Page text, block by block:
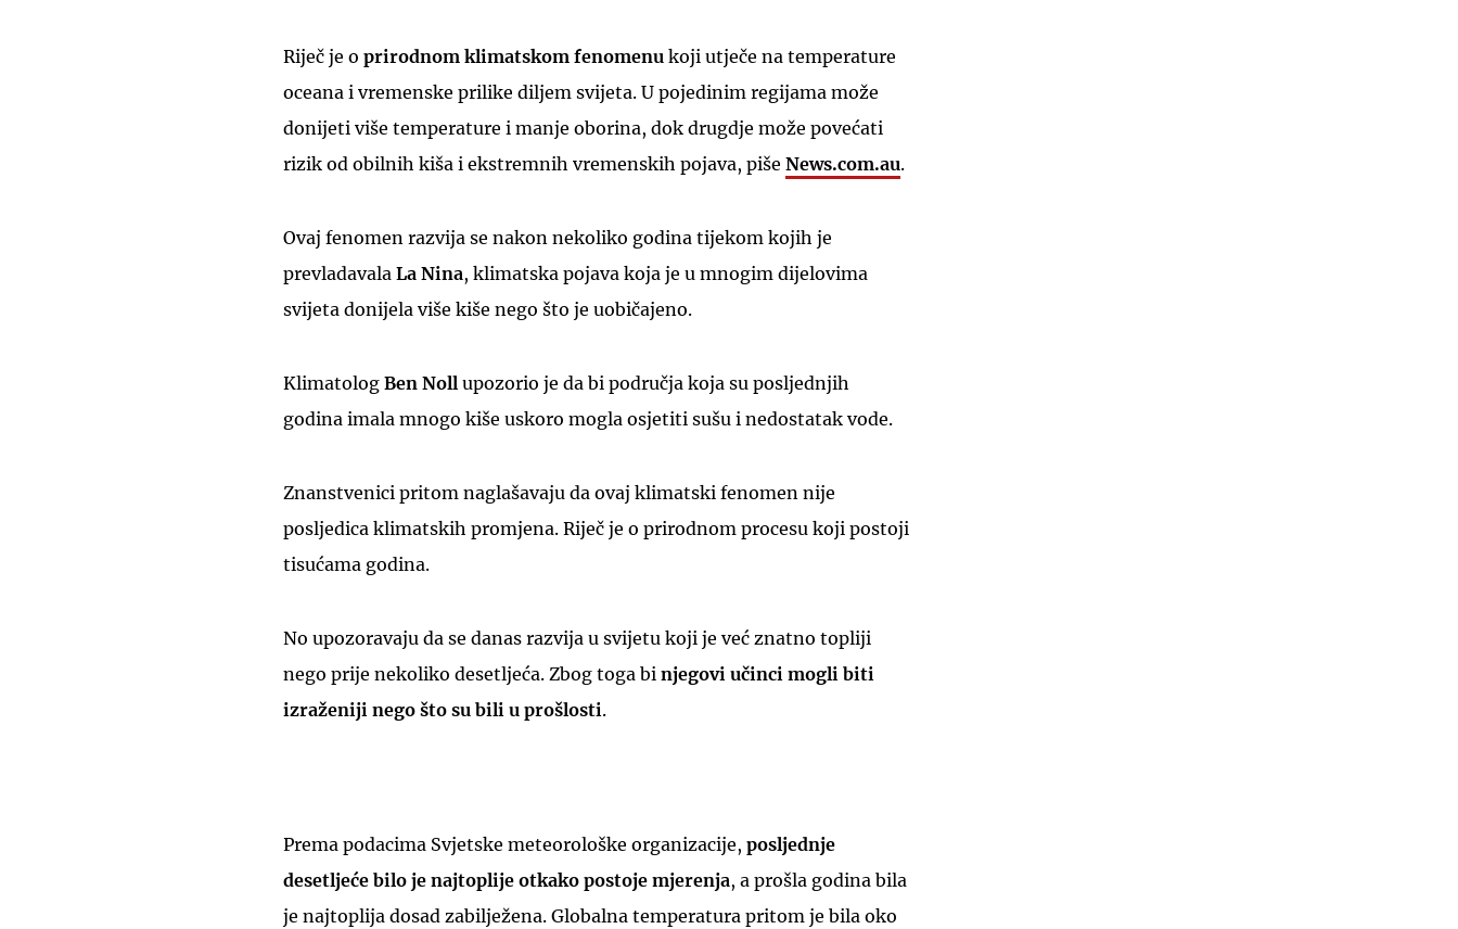
Riječ je o prirodnom klimatskom fenomenu koji utječe na temperature
oceana i vremenske prilike diljem svijeta. U pojedinim regijama može
donijeti više temperature i manje oborina, dok drugdje može povećati
rizik od obilnih kiša i ekstremnih vremenskih pojava, piše News.com.au.
Ovaj fenomen razvija se nakon nekoliko godina tijekom kojih je
prevladavala La Nina, klimatska pojava koja je u mnogim dijelovima
svijeta donijela više kiše nego što je uobičajeno.
Klimatolog Ben Noll upozorio je da bi područja koja su posljednjih
godina imala mnogo kiše uskoro mogla osjetiti sušu i nedostatak vode.
Znanstvenici pritom naglašavaju da ovaj klimatski fenomen nije
posljedica klimatskih promjena. Riječ je o prirodnom procesu koji postoji
tisućama godina.
No upozoravaju da se danas razvija u svijetu koji je već znatno topliji
nego prije nekoliko desetljeća. Zbog toga bi njegovi učinci mogli biti
izraženiji nego što su bili u prošlosti.
Prema podacima Svjetske meteorološke organizacije, posljednje
desetljeće bilo je najtoplije otkako postoje mjerenja, a prošla godina bila
je najtoplija dosad zabilježena. Globalna temperatura pritom je bila oko
UKLJUČITE NOTIFIKACIJE